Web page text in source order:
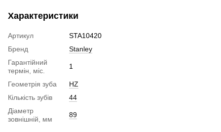
Характеристики
Артикул
STA10420
Бренд
Stanley
Гарантійний
термін, міс.
1
Геометрія зуба
HZ
Кількість зубів
44
Діаметр
зовнішній, мм
89